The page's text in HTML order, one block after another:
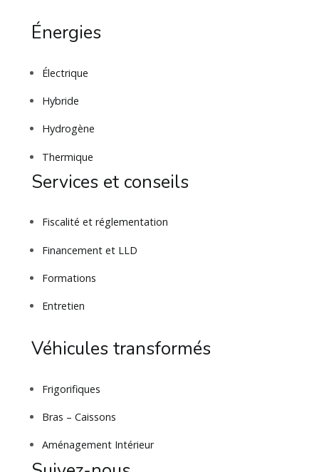
Énergies
Électrique
Hybride
Hydrogène
Thermique
Services et conseils
Fiscalité et réglementation
Financement et LLD
Formations
Entretien
Véhicules transformés
Frigorifiques
Bras – Caissons
Aménagement Intérieur